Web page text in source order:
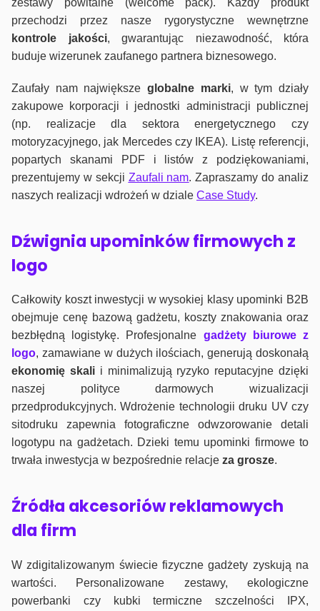
przechodzi przez nasze rygorystyczne wewnętrzne
kontrole jakości, gwarantując niezawodność, która
buduje wizerunek zaufanego partnera biznesowego.
Zaufały nam największeglobalne marki, w tym działy
zakupowe korporacji i jednostki administracji publicznej
(np. realizacje dla sektora energetycznego czy
motoryzacyjnego, jak Mercedes czy IKEA). Listę referencji,
popartych skanami PDF i listów z podziękowaniami,
prezentujemy w sekcji Zaufali nam. Zapraszamy do analiz
naszych realizacji wdrożeń w dziale Case Study.
Dźwignia upominków firmowych z
logo
Całkowity koszt inwestycji w wysokiej klasy upominki B2B
obejmuje cenę bazową gadżetu, koszty znakowania oraz
bezbłędną logistykę. Profesjonalne gadżety biurowe z
logo, zamawiane w dużych ilościach, generują doskonałą
ekonomię skalii minimalizują ryzyko reputacyjne dzięki
naszej polityce darmowych wizualizacji
przedprodukcyjnych. Wdrożenie technologii druku UV czy
sitodruku zapewnia fotograficzne odwzorowanie detali
logotypu na gadżetach. Dzieki temu upominki firmowe to
trwała inwestycja w bezpośrednie relacje za grosze.
Źródła akcesoriów reklamowych
dla firm
W zdigitalizowanym świecie fizyczne gadżety zyskują na
wartości. Personalizowane zestawy, ekologiczne
powerbanki czy kubki termiczne szczelności IPX,